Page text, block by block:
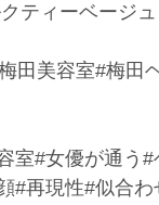
ティーベージュ
田美容室#梅田
室#女優が通う
#再現性#似合